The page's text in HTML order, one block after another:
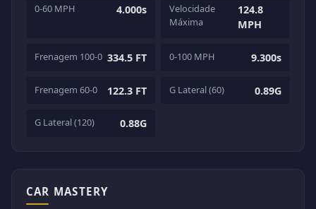
0-60 MPH 4.000s
Velocidade
Máxima
124.8
MPH
Frenagem 100-0 334.5 FT 0-100 MPH 9.300s
Frenagem 60-0 122.3 FT G Lateral (60) 0.89G
G Lateral (120) 0.88G
CAR MASTERY